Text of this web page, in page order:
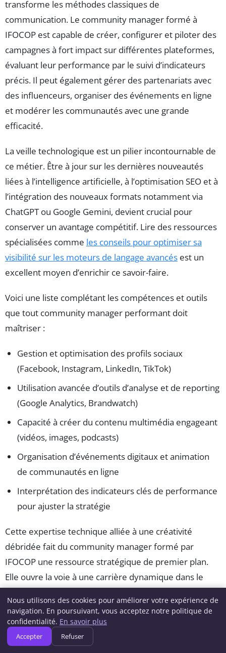
transforme les méthodes classiques de
communication. Le community manager formé à
IFOCOP est capable de créer, configurer et piloter des
campagnes à fort impact sur différentes plateformes,
évaluant leur performance par le suivi d’indicateurs
précis. Il peut également gérer des partenariats avec
des influenceurs, organiser des événements en ligne
et modérer les communautés avec une grande
efficacité.
La veille technologique est un pilier incontournable de
ce métier. Être à jour sur les dernières nouveautés
liées à l’intelligence artificielle, à l’optimisation SEO et à
l’intégration des nouveaux formats notamment via
ChatGPT ou Google Gemini, devient crucial pour
conserver un avantage compétitif. Lire des ressources
spécialisées comme les conseils pour optimiser sa
visibilité sur les moteurs de langage avancés est un
excellent moyen d’enrichir ce savoir-faire.
Voici une liste complétant les compétences et outils
que tout community manager performant doit
maîtriser :
Gestion et optimisation des profils sociaux
(Facebook, Instagram, LinkedIn, TikTok)
Utilisation avancée d’outils d’analyse et de reporting
(Google Analytics, Brandwatch)
Capacité à créer du contenu multimédia engageant
(vidéos, images, podcasts)
Organisation d’événements digitaux et animation
de communautés en ligne
Interprétation des indicateurs clés de performance
pour ajuster la stratégie
Cette expertise technique alliée à une créativité
débridée fait du community manager formé par
IFOCOP une ressource stratégique de premier plan.
Elle ouvre la voie à une carrière dynamique dans le
pour innover et s’adapter aux évolutions futures des
réseaux sociaux.
Pour approfondir ces compétences, il peut être utile
Nous utilisons des cookies pour améliorer votre expérience de
navigation. En poursuivant, vous acceptez notre politique de
confidentialité. En savoir plus
Accepter Refuser